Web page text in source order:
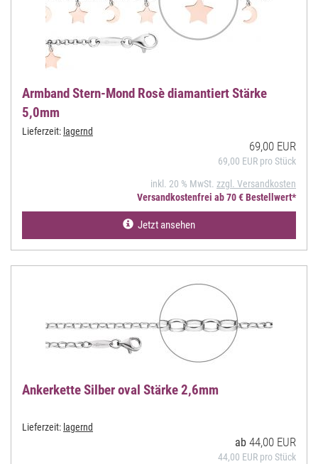
Armband Stern-Mond Rosè diamantiert Stärke
5,0mm
Lieferzeit: lagernd
69,00 EUR
69,00 EUR pro Stück
inkl. 20 % MwSt. zzgl. Versandkosten
Versandkostenfrei ab 70 € Bestellwert*
Jetzt ansehen
Ankerkette Silber oval Stärke 2,6mm
Lieferzeit: lagernd
ab 44,00 EUR
44,00 EUR pro Stück